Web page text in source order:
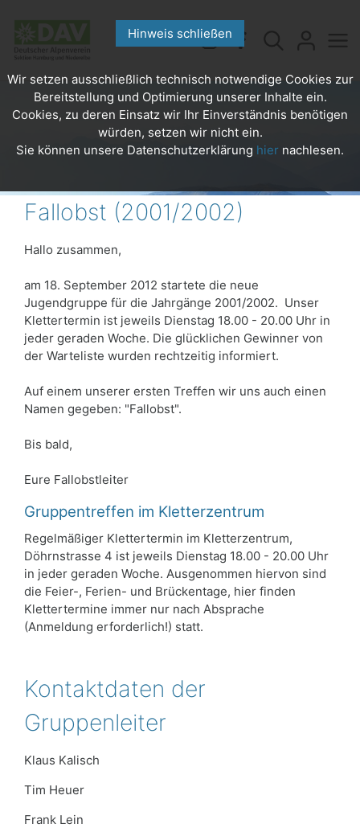
Fallobst (2001/2002)
Hallo zusammen,
am 18. September 2012 startete die neue
Jugendgruppe für die Jahrgänge 2001/2002. Unser
Klettertermin ist jeweils Dienstag 18.00 - 20.00 Uhr in
jeder geraden Woche. Die glücklichen Gewinner von
der Warteliste wurden rechtzeitig informiert.
Auf einem unserer ersten Treffen wir uns auch einen
Namen gegeben: "Fallobst".
Bis bald,
Eure Fallobstleiter
Gruppentreffen im Kletterzentrum
Regelmäßiger Klettertermin im Kletterzentrum,
Döhrnstrasse 4 ist jeweils Dienstag 18.00 - 20.00 Uhr
in jeder geraden Woche. Ausgenommen hiervon sind
die Feier-, Ferien- und Brückentage, hier finden
Klettertermine immer nur nach Absprache
(Anmeldung erforderlich!) statt.
Kontaktdaten der
Gruppenleiter
Klaus Kalisch
Tim Heuer
Frank Lein
Hinweis schließen
Wir setzen ausschließlich technisch notwendige Cookies zur
Bereitstellung und Optimierung unserer Inhalte ein.
Cookies, zu deren Einsatz wir Ihr Einverständnis benötigen
würden, setzen wir nicht ein.
Sie können unsere Datenschutzerklärung hier nachlesen.